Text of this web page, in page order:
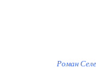
Роман